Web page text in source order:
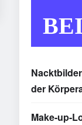
der
Make-up-